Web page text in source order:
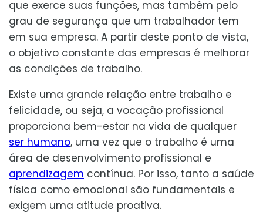
que exerce suas funções, mas também pelo
grau de segurança que um trabalhador tem
em sua empresa. A partir deste ponto de vista,
o objetivo constante das empresas é melhorar
as condições de trabalho.
Existe uma grande relação entre trabalho e
felicidade, ou seja, a vocação profissional
proporciona bem-estar na vida de qualquer
ser humano, uma vez que o trabalho é uma
área de desenvolvimento profissional e
aprendizagem contínua. Por isso, tanto a saúde
física como emocional são fundamentais e
exigem uma atitude proativa.